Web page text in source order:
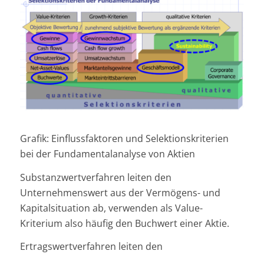
Grafik: Einflussfaktoren und Selektionskriterien
bei der Fundamentalanalyse von Aktien
Substanzwertverfahren leiten den
Unternehmenswert aus der Vermögens- und
Kapitalsituation ab, verwenden als Value-
Kriterium also häufig den Buchwert einer Aktie.
Ertragswertverfahren leiten den